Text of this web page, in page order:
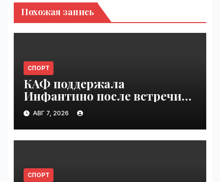
Похожая запись
СПОРТ
КАФ поддержала
Инфантино после встречи
ФИФА в Марокко |
VseTime.ru
АВГ 7, 2026
СПОРТ